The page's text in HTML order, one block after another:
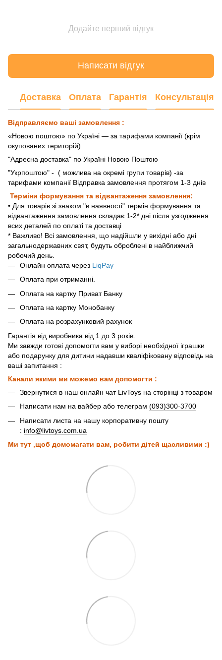
Додайте перший відгук
Написати відгук
Доставка Оплата Гарантія Консультація
Відправляємо ваші замовлення :
«Новою поштою» по Україні — за тарифами компанії (крім
окупованих територій)
"Адресна доставка" по Україні Новою Поштою
"Укрпоштою" - ( можлива на окремі групи товарів) -за
тарифами компанії Відправка замовлення протягом 1-3 днів
Терміни формування та відвантаження замовлення:
• Для товарів зі знаком "в наявності" термін формування та
відвантаження замовлення складає 1-2* дні після узгодження
всих деталей по оплаті та доставці
* Важливо! Всі замовлення, що надійшли у вихідні або дні
загальнодержавних свят, будуть оброблені в найближчий
робочий день.
Онлайн оплата через LiqPay
Оплата при отриманні.
Оплата на картку Приват Банку
Оплата на картку Монобанку
Оплата на розрахунковий рахунок
Гарантія від виробника від 1 до 3 років.
Ми завжди готові допомогти вам у виборі необхідної іграшки
або подарунку для дитини надавши кваліфіковану відповідь на
ваші запитання :
Канали якими ми можемо вам допомогти :
Звернутися в наш онлайн чат LivToys на сторінці з товаром
Написати нам на вайбер або телеграм (093)300-3700
Написати листа на нашу корпоративну пошту
: info@livtoys.com.ua
Ми тут ,щоб домомагати вам, робити дітей щасливими :)